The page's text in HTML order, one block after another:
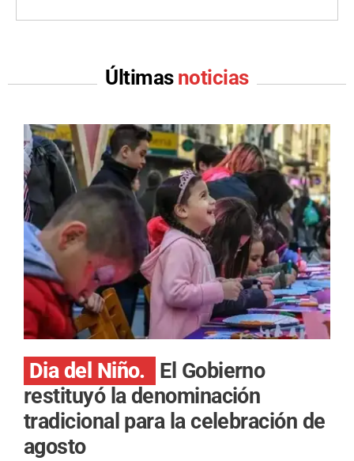
Últimas noticias
Dia del Niño.
El Gobierno
restituyó la denominación
tradicional para la celebración de
agosto